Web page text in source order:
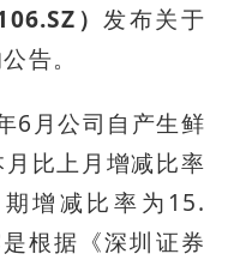
）发布关于
告。
6月公司自产生鲜
比上月增减比率
增减比率为15.
根据《深圳证券